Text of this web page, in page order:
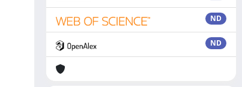
ND
ND